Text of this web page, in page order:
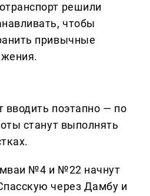
решили
чтобы
привычные
вводить поэтапно — по
станут выполнять
№4 и №22 начнут
через Дамбу и